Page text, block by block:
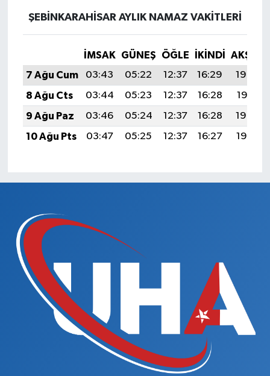
ŞEBINKARAHISAR AYLIK NAMAZ VAKITLERI
İMSAK GÜNEŞ ÖĞLE İKINDI
AKŞAM
7 Ağu Cum
03:43 05:22 12:37 16:29
19:42
8 Ağu Cts
03:44 05:23 12:37 16:28
19:41
9 Ağu Paz
03:46 05:24 12:37 16:28
19:40
10 Ağu Pts
03:47 05:25 12:37 16:27 19:38